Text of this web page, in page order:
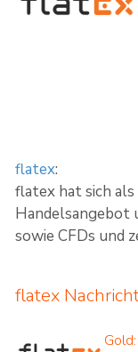
flatex:
flatex hat sich
Handelsangebot
sowie CFDs und
flatex